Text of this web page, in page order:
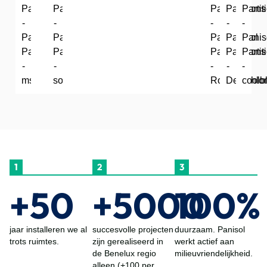
1
+50
jaar installeren we al
trots ruimtes.
2
+5000
succesvolle projecten
zijn gerealiseerd in
de Benelux regio
alleen (+100 per
3
100%
duurzaam. Panisol
werkt actief aan
milieuvriendelijkheid.